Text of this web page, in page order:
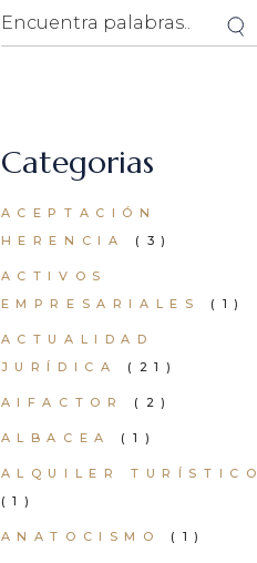
Search
Categorias
ACEPTACIÓN
HERENCIA
(3)
ACTIVOS
EMPRESARIALES
(1)
ACTUALIDAD
JURÍDICA
(21)
AIFACTOR (2)
ALBACEA (1)
ALQUILER TURÍSTICO
(1)
ANATOCISMO (1)